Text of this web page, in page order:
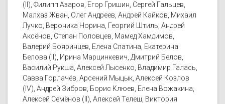
(II), Филипп Азаров, Егор Гришин, Сергей Гальцев,
Малхаз Жван, Олег Андреев, Андрей Кайков, Михаил
Лучко, Вероника Норина, Георгий Штиль, Андрей
Аксёнов, Степан Половцев, Мамед Хамдимов,
Валерий Бояринцев, Елена Слатина, Екатерина
Белова (II), Ирина Марцинкевич, Дмитрий Белов,
Василий Рукша, Алексей Лысенко, Владимир Галась,
Савва Горлачёв, Арсений Мыцык, Алексей Козлов
(IV), Андрей Зибров, Борис Клюев, Елена Вожакина,
Алексей Семёнов (II), Алексей Телеш, Виктория